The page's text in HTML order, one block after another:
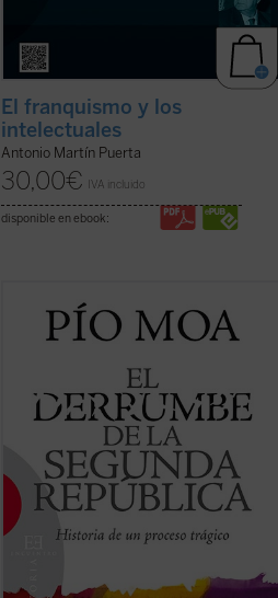
El franquismo y los
intelectuales
Antonio Martín Puerta
30,00€ IVA incluido
disponible en ebook:
«Este libro aborda un período corto, pero
crucial, en la historia reciente de España:
insurrección izquierdista de octubre del
34 y el alzamiento derechista de julio de
1936. Debe recordarse que el PSOE ...